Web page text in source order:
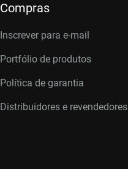
Compras
Inscrever para e-mail
Portfólio de produtos
Política de garantia
Distribuidores e revendedores